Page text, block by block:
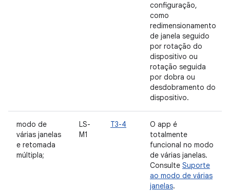
configuração,
como
redimensionamento
de janela seguido
por rotação do
dispositivo ou
rotação seguida
por dobra ou
desdobramento do
dispositivo.
modo de
várias janelas
e retomada
múltipla;
LS-
M1
T3-4
O app é
totalmente
funcional no modo
de várias janelas.
Consulte Suporte
ao modo de várias
janelas.